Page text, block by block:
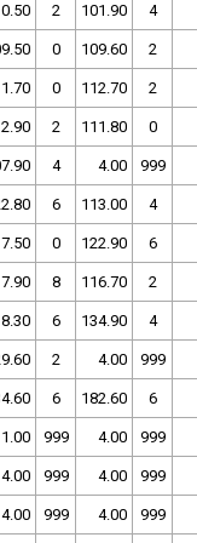
2 101.90 4
0 109.60 2
0 112.70 2
2 111.80 0
4 4.00 999
6 113.00 4
0 122.90 6
8 116.70 2
6 134.90 4
2 4.00 999
6 182.60 6
1.00 999 4.00 999
4.00 999 4.00 999
4.00 999 4.00 999